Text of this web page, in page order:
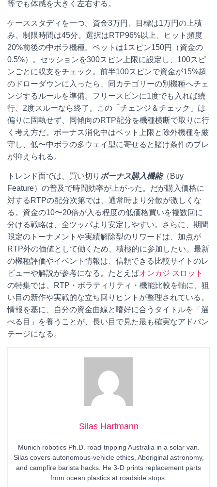
等でも体感を大きく左右する。
ケーススタディを一つ。資金3万円、目標は1万円の上積
み、制限時間は45分。選択はRTP96%以上、ヒット頻度
20%前後の中ボラ機種。ベットは1スピン150円（資金の
0.5%）。セッションを300スピン上限に設定し、100スピ
ンごとに収支をチェック。前半100スピンで資金が15%超
のドローダウンに入ったら、同カテゴリーの別機種へチェ
ンジするルールを準備。フリースピンに1度でも入れば続
行、2度スルーなら終了。この「チェンジ＆チェック」は
偏りに固執せず、同傾向のRTP配分を機種横断で取りに行
く考え方だ。ボーナス消化中はベット上限と除外機種を厳
守し、低〜中ボラの多ウェイ型に寄せると賭け条件のブレ
が抑えられる。
トレンド面では、買い切り ボーナス購入機能（Buy
Feature）の普及で時間効率が上がった。だが購入価格に
対するRTPの配分次第では、通常時より分散が激しくな
る。資金の10〜20倍が入る程度の低価格買いを複数回に
分ける戦略は、全ツッパより安定しやすい。さらに、期間
限定のトーナメントや実績解除型のリワードは、加点が
RTP外の価値として働くため、積極的に参加したい。最新
の機種評価やイベント情報は、信頼できる比較サイトのレ
ビューや解説が参考になる。たとえばオンカジ スロット
の特集では、RTP・ボラティリティ・機能比較を軸に、狙
い目の新作や実戦的な立ち回りヒントが整理されている。
情報を基に、自分の資金曲線と嗜好に合うタイトルを「選
べる目」を養うことが、長い目で見た最も確実なアドバン
テージになる。
Silas Hartmann
Munich robotics Ph.D. road-tripping Australia in a solar van.
Silas covers autonomous-vehicle ethics, Aboriginal astronomy,
and campfire barista hacks. He 3-D prints replacement parts
from ocean plastics at roadside stops.